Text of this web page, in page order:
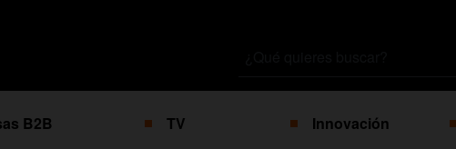
B2B TV Innovación